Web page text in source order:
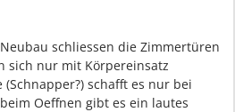
schliessen die Zimmertüren
sich nur mit Körpereinsatz
schafft es nur bei
Oeffnen gibt es ein lautes